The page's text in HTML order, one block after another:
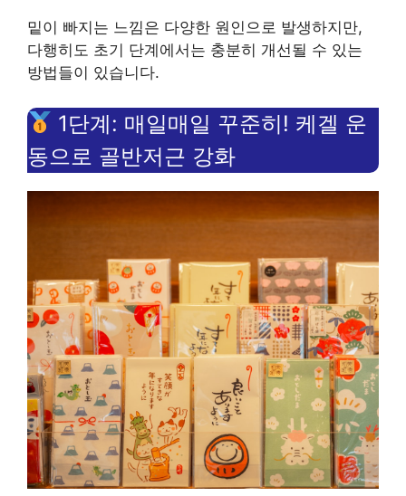
밑이 빠지는 느낌은 다양한 원인으로 발생하지만,
다행히도 초기 단계에서는 충분히 개선될 수 있는
방법들이 있습니다.
1단계: 매일매일 꾸준히! 케겔 운
동으로 골반저근 강화